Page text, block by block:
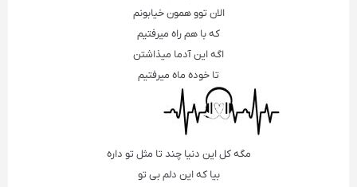
الان توو همون خیابونم
که با هم راه میرفتیم
اگه این آدما میذاشتن
تا خوده ماه میرفتیم
مگه کل این دنیا چند تا مثل تو داره
بیا که این دلم بی تو